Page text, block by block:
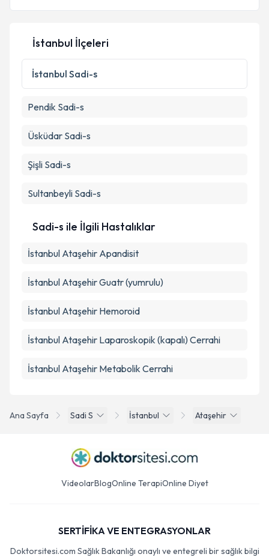
E-posta Adresiniz
Kişisel verilerimin işlenmesine ilişkin
Metni'ni okudum ve kişisel verilerimin belirtilen
Ana Sayfa Sadi S İstanbul Ataşehir
İstanbul İlçeleri
İstanbul Sadi-s
Pendik Sadi-s
Üsküdar Sadi-s
Şişli Sadi-s
Sultanbeyli Sadi-s
Sadi-s ile İlgili Hastalıklar
İstanbul Ataşehir Apandisit
İstanbul Ataşehir Guatr (yumrulu)
İstanbul Ataşehir Hemoroid
İstanbul Ataşehir Laparoskopik (kapalı) Cerrahi
İstanbul Ataşehir Metabolik Cerrahi
VideolarBlogOnline TerapiOnline Diyet
SERTİFİKA VE ENTEGRASYONLAR
Doktorsitesi.com Sağlık Bakanlığı onaylı ve entegreli bir sağlık bilgi